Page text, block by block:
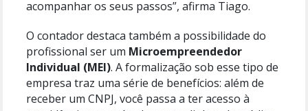
acompanhar os seus passos”, afirma Tiago.
O contador destaca também a possibilidade do
profissional ser um Microempreendedor
Individual (MEI). A formalização sob esse tipo de
empresa traz uma série de benefícios: além de
receber um CNPJ, você passa a ter acesso à